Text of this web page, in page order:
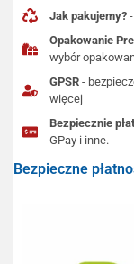
Jak pakujemy?
Opakowanie
wybór
GPSR -
więcej
Bezpiecznie
GPay i inne.
Bezpieczne